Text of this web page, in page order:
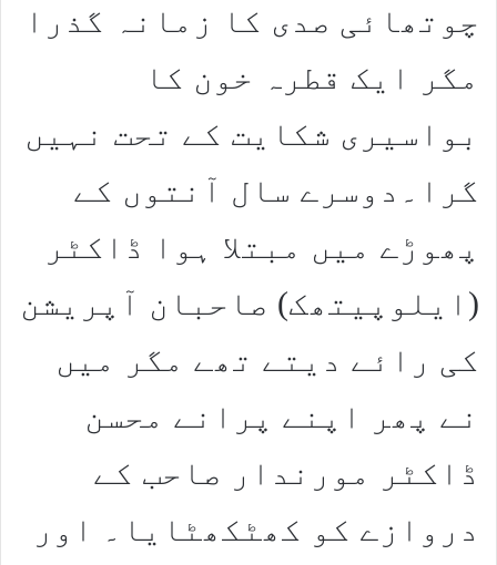
چوتھائی صدی کا زمانہ گذرا
مگر ایک قطرہ خون کا
بواسیری شکایت کے تحت نہیں
گرا۔دوسرے سال آنتوں کے
پھوڑے میں مبتلا ہوا ڈاکٹر
(ایلوپیتھک) صاحبان آپریشن
کی رائے دیتے تھے مگر میں
نے پھر اپنے پرانے محسن
ڈاکٹر مورندار صاحب کے
دروازے کو کھٹکھٹایا۔ اور